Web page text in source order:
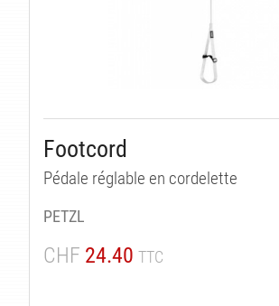
Footcord
Pédale réglable en cordelette
PETZL
CHF 24.40 TTC